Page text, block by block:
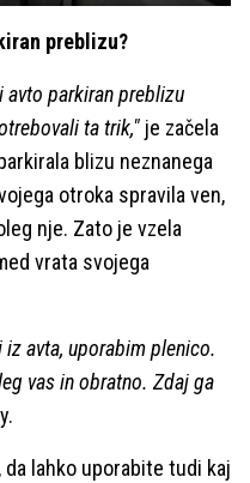
preblizu?
avto parkiran preblizu
ta trik," je začela
blizu neznanega
otroka spravila ven,
nje. Zato je vzela
vrata svojega
avta, uporabim plenico.
vas in obratno. Zdaj ga
lahko uporabite tudi kaj